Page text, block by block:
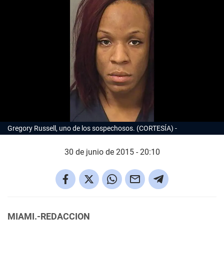
Gregory Russell, uno de los sospechosos. (CORTESÍA)
30 de junio de 2015 - 20:10
MIAMI.-REDACCION